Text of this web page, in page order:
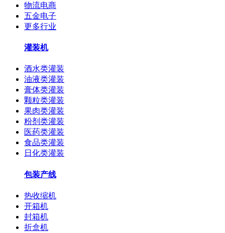
物流电商
五金电子
更多行业
灌装机
酒水类灌装
油液类灌装
膏体类灌装
颗粒类灌装
果肉类灌装
粉剂类灌装
医药类灌装
食品类灌装
日化类灌装
包装产线
热收缩机
开箱机
封箱机
折盒机